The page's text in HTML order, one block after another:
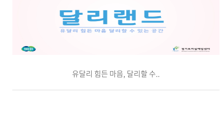
유달리 힘든 마음, 달리할 수..